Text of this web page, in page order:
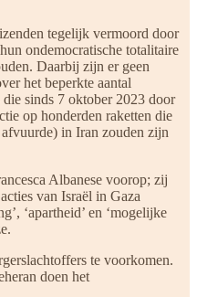
tegelijk vermoord door
ondemocratische totalitaire
Daarbij zijn er geen
het beperkte aantal
sinds 7 oktober 2023 door
op honderden raketten die
in Iran zouden zijn
Albanese voorop; zij
van Israël in Gaza
‘apartheid’ en ‘mogelijke
te voorkomen.
doen het